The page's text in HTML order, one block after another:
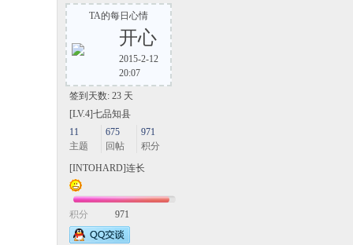
TA的每日心情
开心
2015-2-12
20:07
签到天数: 23 天
[LV.4]七品知县
11
主题
675
回帖
971
积分
[INTOHARD]连长
积分 971